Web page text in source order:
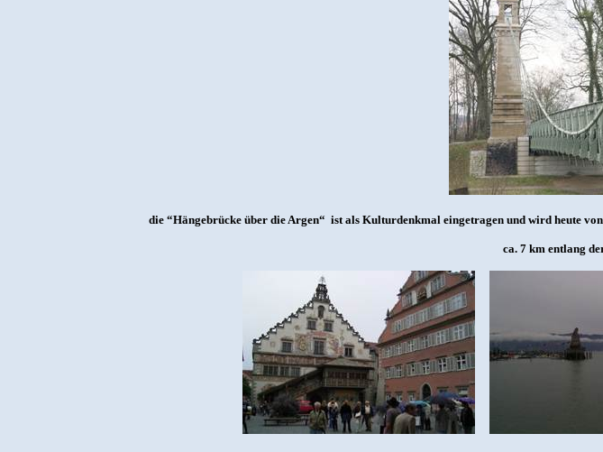
die “Hängebrücke über die Argen“ ist als Kulturdenkmal eingetragen und wird heute
ca. 7 km entlang